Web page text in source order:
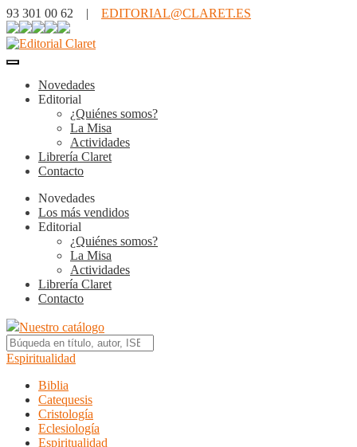
93 301 00 62 | EDITORIAL@CLARET.ES
Novedades
Editorial
¿Quiénes somos?
La Misa
Actividades
Librería Claret
Contacto
Novedades
Los más vendidos
Editorial
¿Quiénes somos?
La Misa
Actividades
Librería Claret
Contacto
Nuestro catálogo
Espiritualidad
Biblia
Catequesis
Cristología
Eclesiología
Espiritualidad